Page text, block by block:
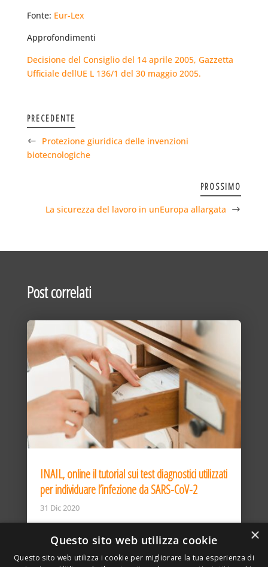
Fonte: Eur-Lex
Approfondimenti
Decisione del Consiglio del 14 aprile 2005, Gazzetta
Ufficiale dellUE L 136/1 del 30 maggio 2005.
PRECEDENTE
Protezione giuridica delle invenzioni
biotecnologiche
PROSSIMO
La sicurezza del lavoro in unEuropa allargata
Post correlati
INAIL, online il tutorial sui test diagnostici utilizzati
per individuare l’infezione da SARS-CoV-2
31 Dic 2020
×
Questo sito web utilizza cookie
Questo sito web utilizza i cookie per migliorare la tua esperienza di